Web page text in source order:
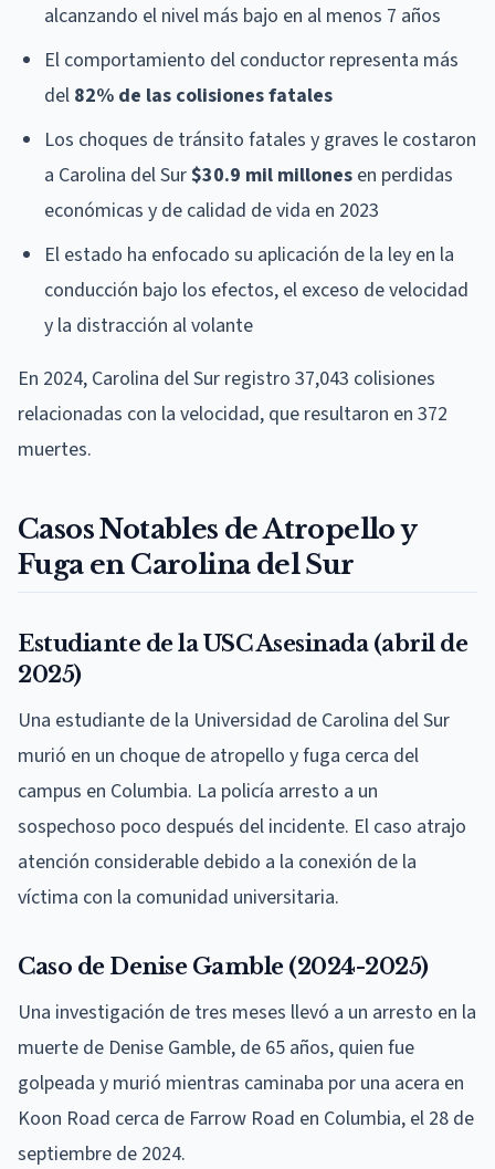
alcanzando el nivel más bajo en al menos 7 años
El comportamiento del conductor representa más
del 82% de las colisiones fatales
Los choques de tránsito fatales y graves le costaron
a Carolina del Sur$30.9 mil millones en perdidas
económicas y de calidad de vida en 2023
El estado ha enfocado su aplicación de la ley en la
conducción bajo los efectos, el exceso de velocidad
y la distracción al volante
En 2024, Carolina del Sur registro 37,043 colisiones
relacionadas con la velocidad, que resultaron en 372
muertes.
Casos Notables de Atropello y
Fuga en Carolina del Sur
Estudiante de la USC Asesinada (abril de
2025)
Una estudiante de la Universidad de Carolina del Sur
murió en un choque de atropello y fuga cerca del
campus en Columbia. La policía arresto a un
sospechoso poco después del incidente. El caso atrajo
atención considerable debido a la conexión de la
víctima con la comunidad universitaria.
Caso de Denise Gamble (2024-2025)
Una investigación de tres meses llevó a un arresto en la
muerte de Denise Gamble, de 65 años, quien fue
golpeada y murió mientras caminaba por una acera en
Koon Road cerca de Farrow Road en Columbia, el 28 de
septiembre de 2024.